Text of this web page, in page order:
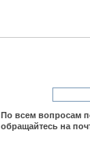
По всем вопросам
обращайтесь на